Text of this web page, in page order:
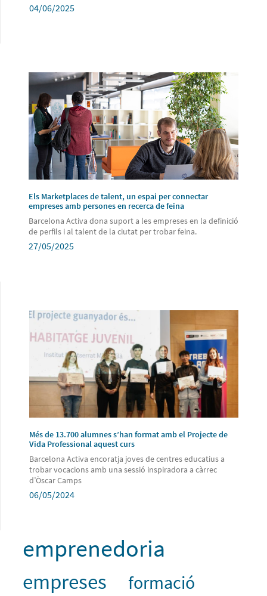
04/06/2025
Els Marketplaces de talent, un espai per connectar
empreses amb persones en recerca de feina
Barcelona Activa dona suport a les empreses en la definició
de perfils i al talent de la ciutat per trobar feina.
27/05/2025
Més de 13.700 alumnes s’han format amb el Projecte de
Vida Professional aquest curs
Barcelona Activa encoratja joves de centres educatius a
trobar vocacions amb una sessió inspiradora a càrrec
d’Òscar Camps
06/05/2024
emprenedoria
empreses formació